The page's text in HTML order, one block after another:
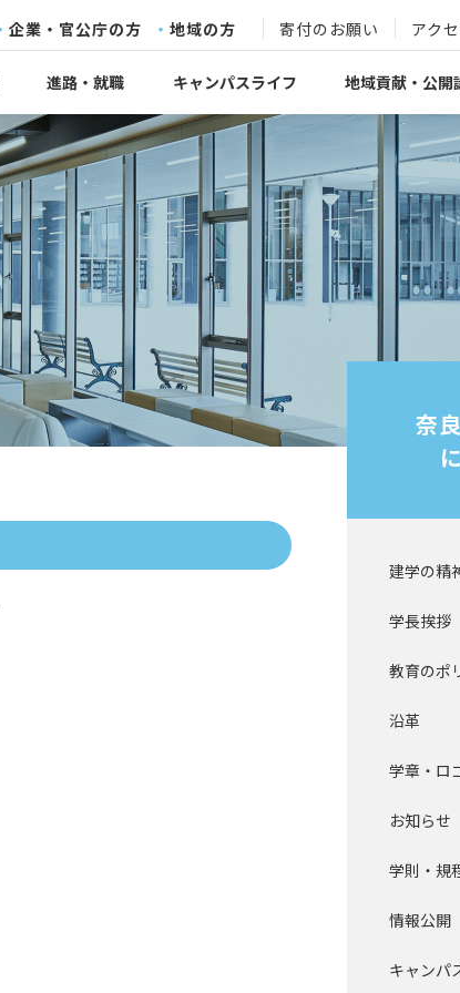
企業・官公庁の方 地域の方 寄付のお願い アク
進路・就職 キャンパスライフ 地域貢献・公開
奈
建学の精
学長挨拶
教育のポ
沿革
学章・ロ
お知らせ
学則・規
情報公開
キャンパ